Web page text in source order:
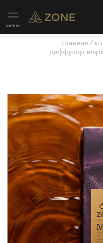
меню
главная /
диффузор